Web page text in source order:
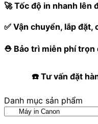
🚀 Tốc độ in nhanh
✅ Vận chuyển, lắp đặt,
⛑️ Bảo trì miễn phí trọn
☎️ Tư vấn đặt
Danh mục sản phẩm